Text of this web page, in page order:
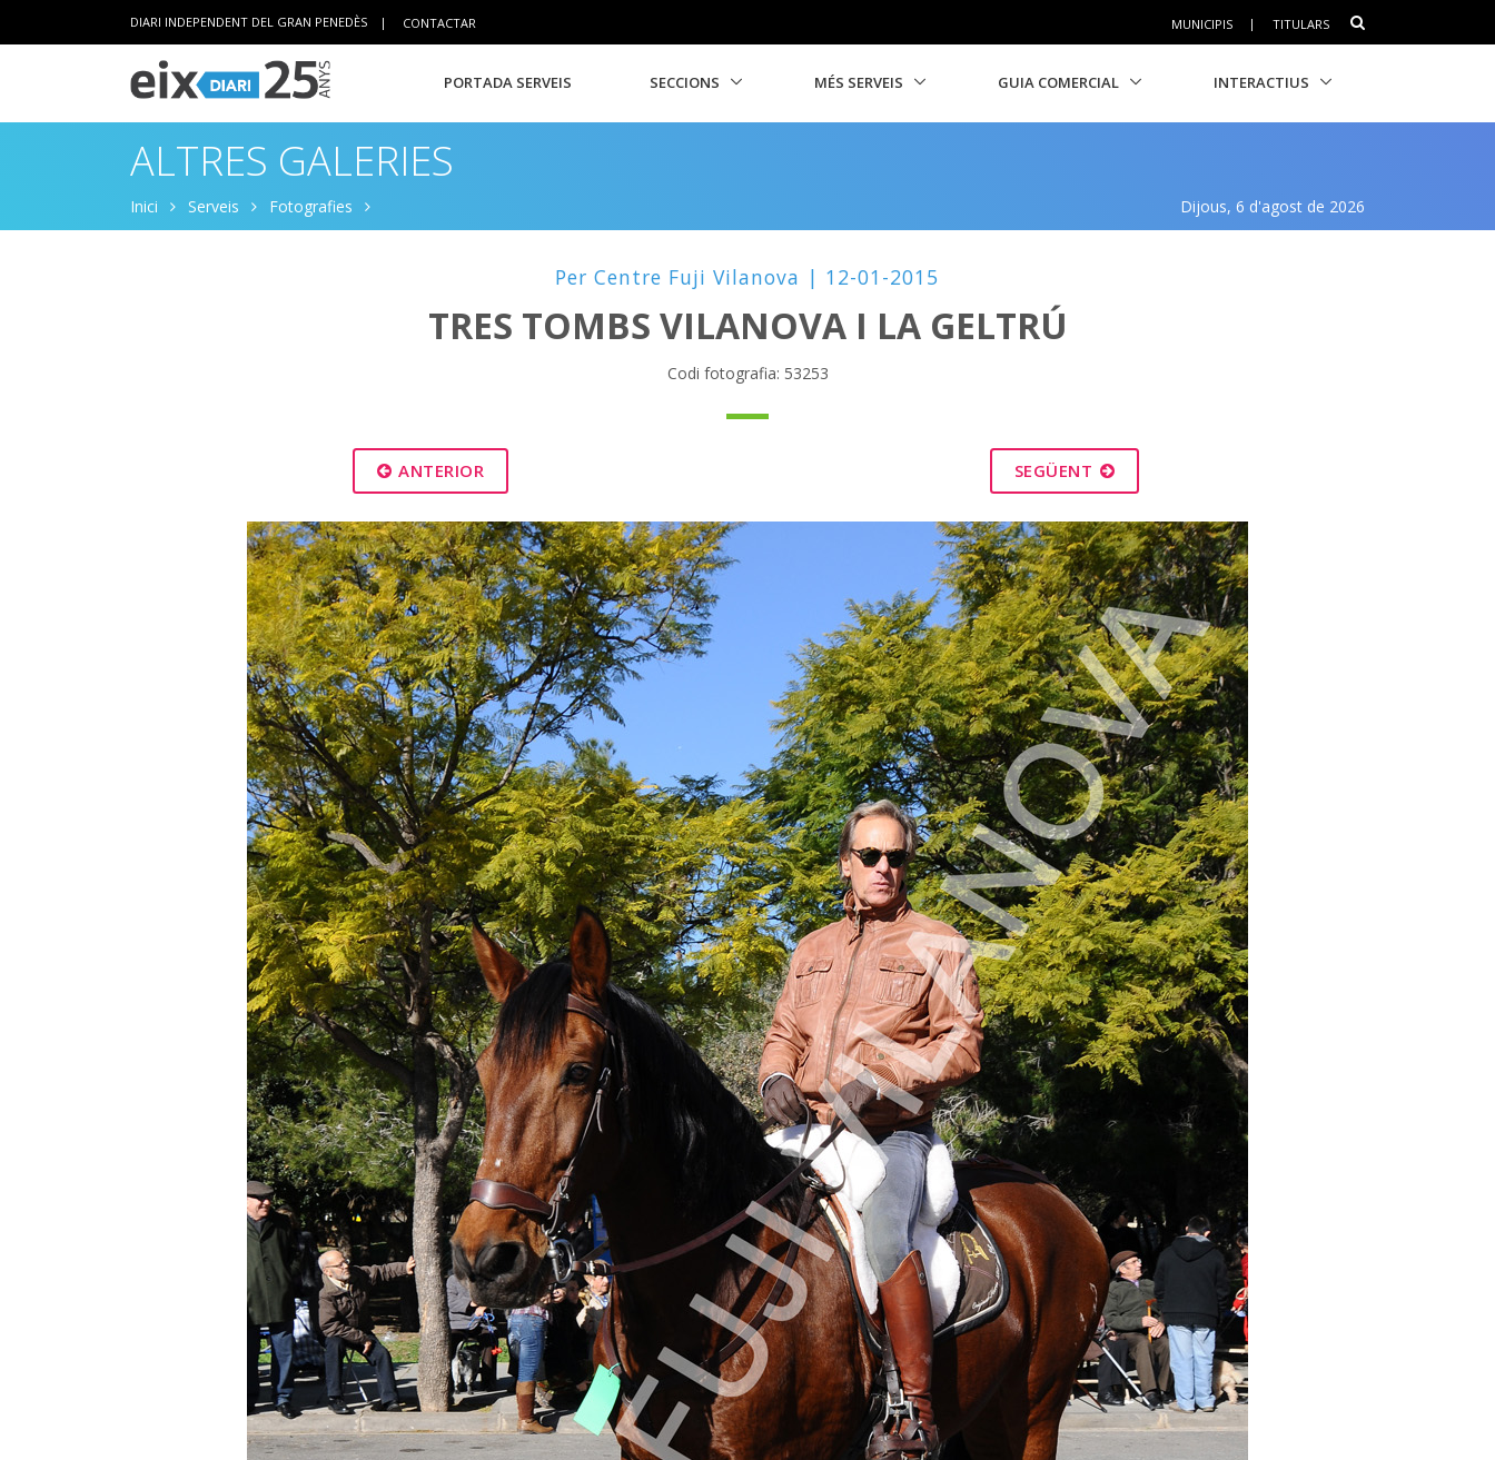
DIARI INDEPENDENT DEL GRAN PENEDÈS | CONTACTAR MUNICIPIS | TITULARS
PORTADA SERVEIS SECCIONS MÉS SERVEIS GUIA COMERCIAL INTERACTIUS
ALTRES GALERIES
Inici Serveis Fotografies Dijous, 6 d'agost de 2026
Per Centre Fuji Vilanova | 12-01-2015
TRES TOMBS VILANOVA I LA GELTRÚ
Codi fotografia: 53253
ANTERIOR SEGÜENT